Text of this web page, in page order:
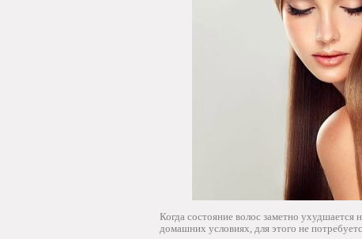
Когда состояние волос заметно
домашних условиях, для этого не